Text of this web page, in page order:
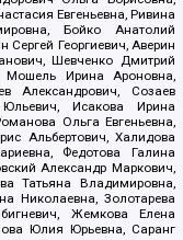
Евгеньевна, Ривина
Бойко Анатолий
Сергей Георгиевич, Аверин
Шевченко Дмитрий
Мошель Ирина Ароновна,
Александрович, Созаев
Исакова Ирина
Ольга Евгеньевна,
Альбертович, Халидова
Федотова Галина
Александр Маркович,
Татьяна Владимировна,
Николаевна, Золотарева
Жемкова Елена
Юлия Юрьевна, Саранг